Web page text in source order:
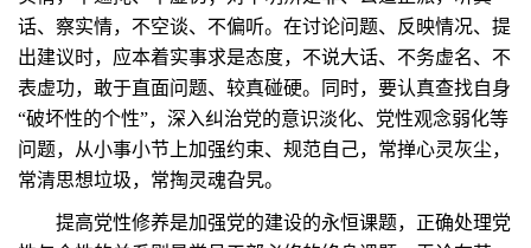
话、察实情，不空谈、不偏听。在讨论问题、反映情况、提
出建议时，应本着实事求是态度，不说大话、不务虚名、不
表虚功，敢于直面问题、较真碰硬。同时，要认真查找自身
“破坏性的个性”，深入纠治党的意识淡化、党性观念弱化等
问题，从小事小节上加强约束、规范自己，常掸心灵灰尘，
常清思想垃圾，常掏灵魂旮旯。
提高党性修养是加强党的建设的永恒课题，正确处理党